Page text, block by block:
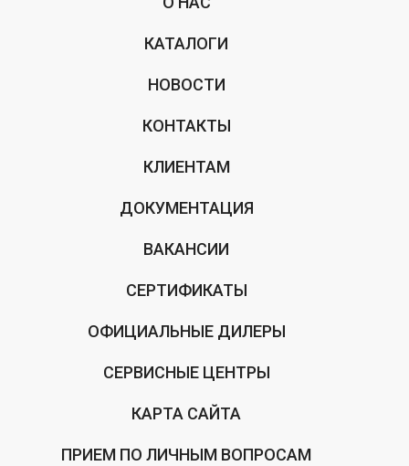
КАТАЛОГИ
НОВОСТИ
КОНТАКТЫ
КЛИЕНТАМ
ДОКУМЕНТАЦИЯ
ВАКАНСИИ
СЕРТИФИКАТЫ
ОФИЦИАЛЬНЫЕ ДИЛЕРЫ
СЕРВИСНЫЕ ЦЕНТРЫ
КАРТА САЙТА
ПРИЕМ ПО ЛИЧНЫМ ВОПРОСАМ